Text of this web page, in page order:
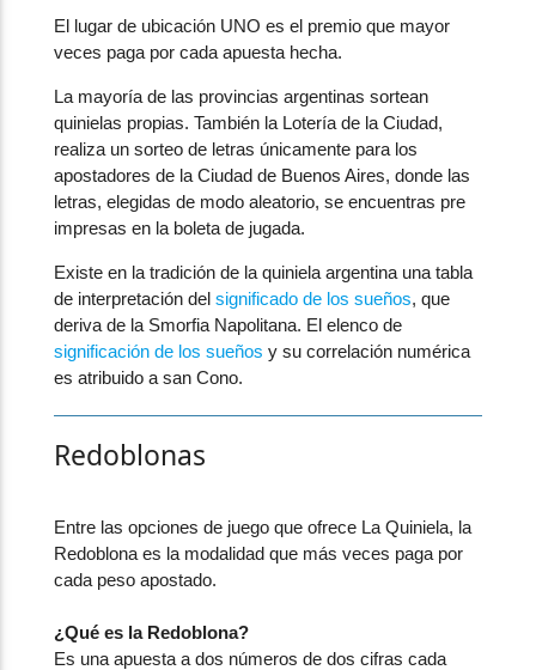
El lugar de ubicación UNO es el premio que mayor
veces paga por cada apuesta hecha.
La mayoría de las provincias argentinas sortean
quinielas propias. También la Lotería de la Ciudad,
realiza un sorteo de letras únicamente para los
apostadores de la Ciudad de Buenos Aires, donde las
letras, elegidas de modo aleatorio, se encuentras pre
impresas en la boleta de jugada.
Existe en la tradición de la quiniela argentina una tabla
de interpretación del significado de los sueños, que
deriva de la Smorfia Napolitana. El elenco de
significación de los sueños y su correlación numérica
es atribuido a san Cono.
Redoblonas
Entre las opciones de juego que ofrece La Quiniela, la
Redoblona es la modalidad que más veces paga por
cada peso apostado.
¿Qué es la Redoblona?
Es una apuesta a dos números de dos cifras cada